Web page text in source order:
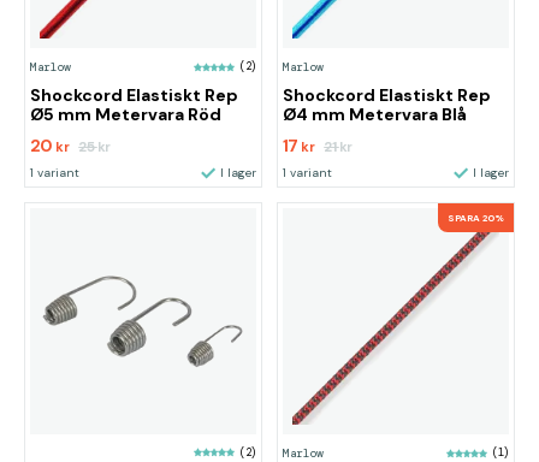
Marlow (2)
Shockcord Elastiskt Rep
Ø5 mm Metervara Röd
20 kr 25kr
1 variant I lager
Marlow
Shockcord Elastiskt Rep
Ø4 mm Metervara Blå
17 kr 21kr
1 variant I lager
(2)
SPARA 20%
Marlow (1)